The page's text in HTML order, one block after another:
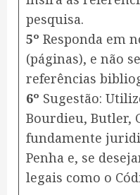
pesquisa.
5º Responda em
(páginas), e não
referências
6º Sugestão:
Bourdieu, Butler,
fundamente
Penha e, se
legais como o